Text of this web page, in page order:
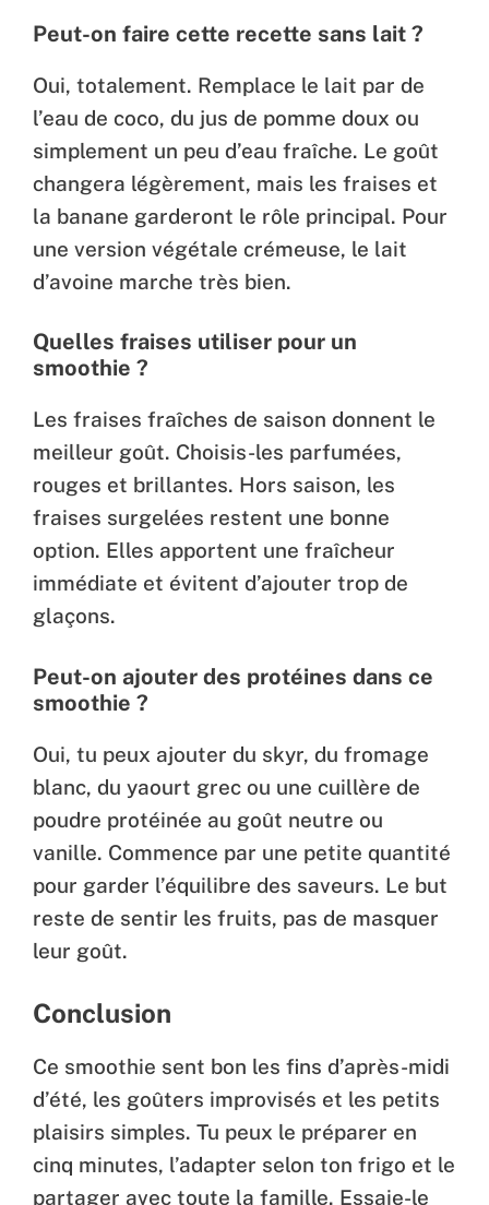
Peut-on faire cette recette sans lait ?
Oui, totalement. Remplace le lait par de
l’eau de coco, du jus de pomme doux ou
simplement un peu d’eau fraîche. Le goût
changera légèrement, mais les fraises et
la banane garderont le rôle principal. Pour
une version végétale crémeuse, le lait
d’avoine marche très bien.
Quelles fraises utiliser pour un
smoothie ?
Les fraises fraîches de saison donnent le
meilleur goût. Choisis-les parfumées,
rouges et brillantes. Hors saison, les
fraises surgelées restent une bonne
option. Elles apportent une fraîcheur
immédiate et évitent d’ajouter trop de
glaçons.
Peut-on ajouter des protéines dans ce
smoothie ?
Oui, tu peux ajouter du skyr, du fromage
blanc, du yaourt grec ou une cuillère de
poudre protéinée au goût neutre ou
vanille. Commence par une petite quantité
pour garder l’équilibre des saveurs. Le but
reste de sentir les fruits, pas de masquer
leur goût.
Conclusion
Ce smoothie sent bon les fins d’après-midi
d’été, les goûters improvisés et les petits
plaisirs simples. Tu peux le préparer en
cinq minutes, l’adapter selon ton frigo et le
partager avec toute la famille. Essaie-le